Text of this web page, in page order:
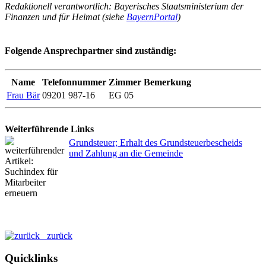
Redaktionell verantwortlich: Bayerisches Staatsministerium der
Finanzen und für Heimat (siehe BayernPortal)
Folgende Ansprechpartner sind zuständig:
Name Telefonnummer Zimmer Bemerkung
Frau Bär 09201 987-16 EG 05
Weiterführende Links
Grundsteuer; Erhalt des Grundsteuerbescheids
und Zahlung an die Gemeinde
zurück
Quicklinks